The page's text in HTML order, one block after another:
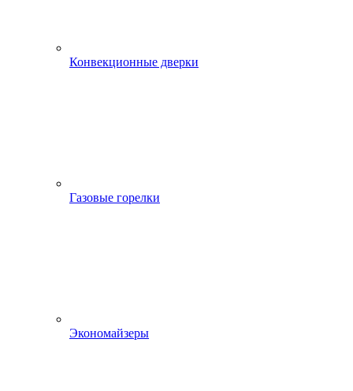
Конвекционные дверки
Газовые горелки
Экономайзеры